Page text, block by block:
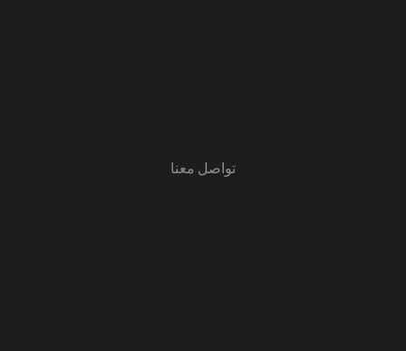
تواصل معنا